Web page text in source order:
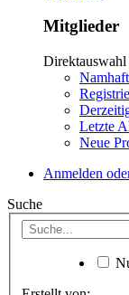
Mitglieder
Direktauswahl
Letzte
Neue
Anmelden
Suche